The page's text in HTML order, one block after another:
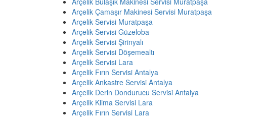
Arçelik Çamaşır Makinesi Servisi Muratpaşa
Arçelik Servisi Muratpaşa
Arçelik Servisi Güzeloba
Arçelik Servisi Şirinyalı
Arçelik Servisi Döşemealtı
Arçelik Servisi Lara
Arçelik Fırın Servisi Antalya
Arçelik Ankastre Servisi Antalya
Arçelik Derin Dondurucu Servisi Antalya
Arçelik Klima Servisi Lara
Arçelik Fırın Servisi Lara